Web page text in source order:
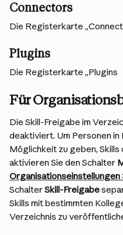
Connectors
Die Registerkarte
Plugins
Die Registerkarte „Plugins
Für
Die Skill-Freigabe im
deaktiviert. Um Personen
Möglichkeit zu geben,
aktivieren Sie den Schalter
Organisationseinstellungen
Schalter Skill-Freigabe
Skills mit bestimmten
Verzeichnis zu